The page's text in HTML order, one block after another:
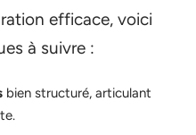
efficace, voici
à suivre :
bien structuré, articulant